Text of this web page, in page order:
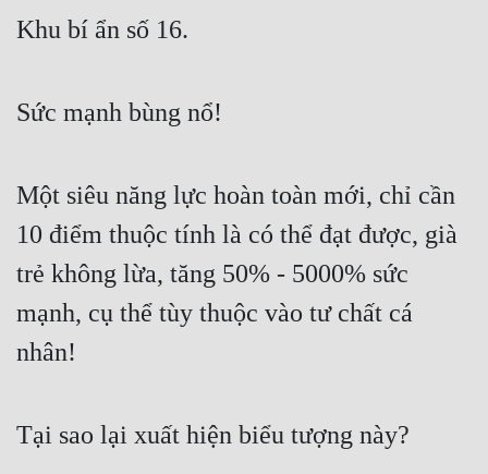
Khu bí ẩn số 16.
Sức mạnh bùng nổ!
Một siêu năng lực hoàn toàn mới, chỉ cần
10 điểm thuộc tính là có thể đạt được, già
trẻ không lừa, tăng 50% - 5000% sức
mạnh, cụ thể tùy thuộc vào tư chất cá
nhân!
Tại sao lại xuất hiện biểu tượng này?